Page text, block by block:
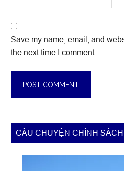
Save my name, email, and
the next time I comment.
Primary
CÂU CHUYỆN CHÍNH SÁCH